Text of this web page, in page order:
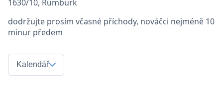
1630/10, Rumburk
dodržujte prosím včasné příchody, nováčci nejméně 10
minur předem
Kalendář